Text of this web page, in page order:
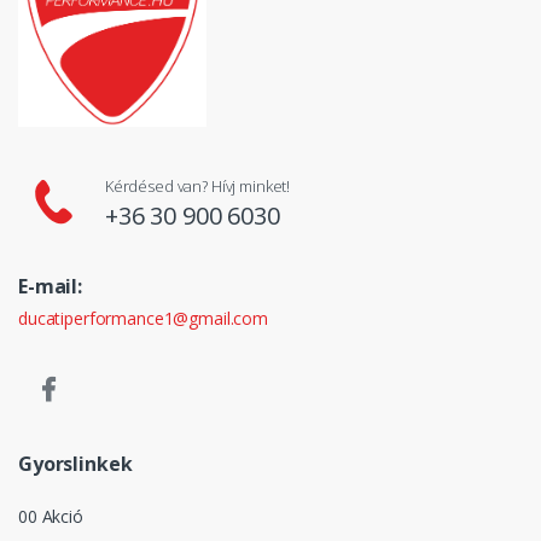
Kérdésed van? Hívj minket!
+36 30 900 6030
E-mail:
ducatiperformance1@gmail.com
Gyorslinkek
00 Akció